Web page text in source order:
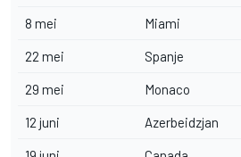
8 mei Miami
22 mei Spanje
29 mei Monaco
12 juni Azerbeidzjan